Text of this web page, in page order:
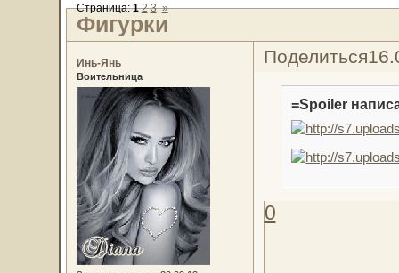
Фигурки
Страница:1 2 3 »
Поделиться
Инь-Янь
Воительница
=Spoiler
0